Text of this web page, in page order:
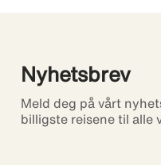
Nyhetsbrev
Meld deg på vårt
billigste reisene til alle